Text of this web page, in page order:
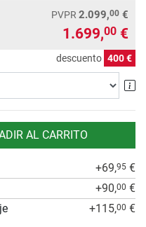
PVPR 2.099,00 €
1.699,00 €
descuento 400 €
AL CARRITO
+69,95 €
+90,00 €
+115,00 €